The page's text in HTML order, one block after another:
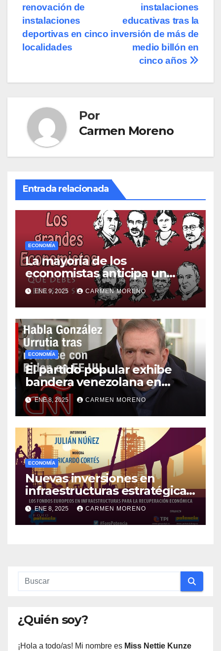
instalaciones
educativas tras la
inversión de más de
medio billón en
cinco años
renovación de
instalaciones
deportivas en cinco
localidades
Por
Carmen Moreno
Entrada relacionada
ECONOMÍA
La mayoría de los
economistas anticipa un
deterioro económico en los
meses venideros
ENE 9, 2025 CARMEN MORENO
ECONOMÍA
El partido popular exhibe
bandera venezolana en
respaldo a González Urrutia
como líder y símbolo de
libertad
ENE 8, 2025 CARMEN MORENO
ECONOMÍA
Nuevas inversiones en
infraestructuras estratégicas
en Fuengirola superan los 20
millones de euros
ENE 8, 2025 CARMEN MORENO
¿Quién soy?
¡Hola a todo/as! Mi nombre es Miss Nettie Kunze